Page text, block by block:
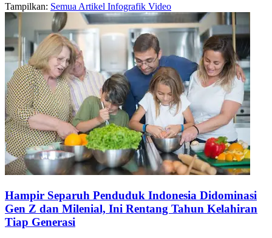
Tampilkan: Semua Artikel Infografik Video
Hampir Separuh Penduduk Indonesia Didominasi
Gen Z dan Milenial, Ini Rentang Tahun Kelahiran
Tiap Generasi